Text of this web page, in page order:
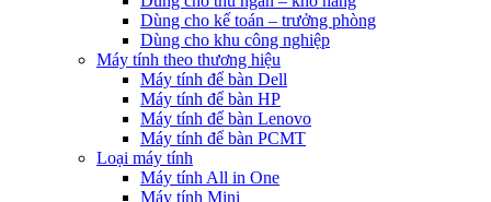
Dùng cho kế toán – trưởng phòng
Dùng cho khu công nghiệp
Máy tính theo thương hiệu
Máy tính để bàn Dell
Máy tính để bàn HP
Máy tính để bàn Lenovo
Máy tính để bàn PCMT
Loại máy tính
Máy tính All in One
Máy tính Mini